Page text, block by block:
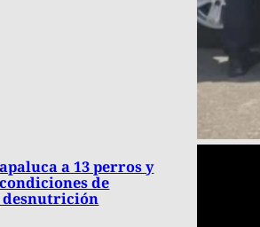
a 13 perros y
de
desnutrición